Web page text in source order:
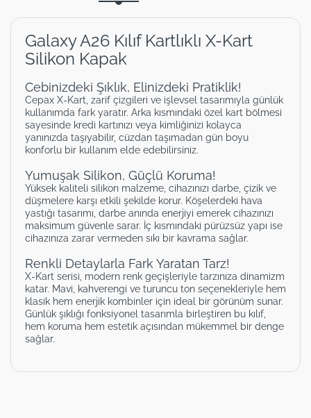
Galaxy A26 Kılıf Kartlıklı X-Kart
Silikon Kapak
Cebinizdeki Şıklık, Elinizdeki Pratiklik!
Cepax X-Kart, zarif çizgileri ve işlevsel tasarımıyla günlük
kullanımda fark yaratır. Arka kısmındaki özel kart bölmesi
sayesinde kredi kartınızı veya kimliğinizi kolayca
yanınızda taşıyabilir, cüzdan taşımadan gün boyu
konforlu bir kullanım elde edebilirsiniz.
Yumuşak Silikon, Güçlü Koruma!
Yüksek kaliteli silikon malzeme, cihazınızı darbe, çizik ve
düşmelere karşı etkili şekilde korur. Köşelerdeki hava
yastığı tasarımı, darbe anında enerjiyi emerek cihazınızı
maksimum güvenle sarar. İç kısmındaki pürüzsüz yapı ise
cihazınıza zarar vermeden sıkı bir kavrama sağlar.
Renkli Detaylarla Fark Yaratan Tarz!
X-Kart serisi, modern renk geçişleriyle tarzınıza dinamizm
katar. Mavi, kahverengi ve turuncu ton seçenekleriyle hem
klasik hem enerjik kombinler için ideal bir görünüm sunar.
Günlük şıklığı fonksiyonel tasarımla birleştiren bu kılıf,
hem koruma hem estetik açısından mükemmel bir denge
sağlar.